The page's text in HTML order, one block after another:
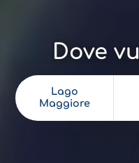
Dove
Lago
Maggiore